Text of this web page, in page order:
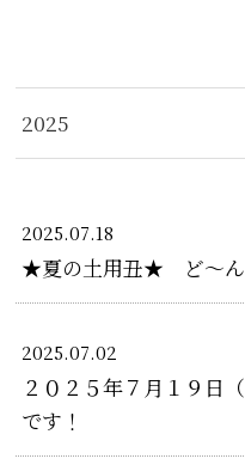
2025
2024
2025.07.18
★夏の土用丑★ ど～ん
2025.07.02
２０２５年７月１９日
です！